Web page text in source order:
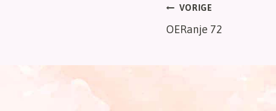
Bericht
VORIGE
OERanje 72